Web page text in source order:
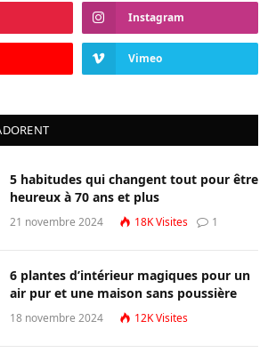
Instagram
Vimeo
5 habitudes qui changent tout pour être
heureux à 70 ans et plus
21 novembre 2024 18KVisites 1
6 plantes d’intérieur magiques pour un
air pur et une maison sans poussière
18 novembre 2024 12KVisites